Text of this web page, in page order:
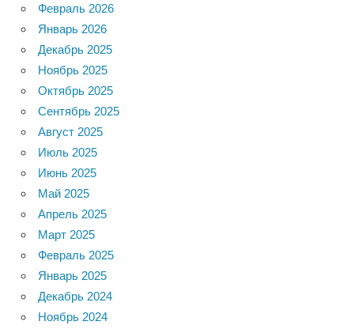
Февраль 2026
Январь 2026
Декабрь 2025
Ноябрь 2025
Октябрь 2025
Сентябрь 2025
Август 2025
Июль 2025
Июнь 2025
Май 2025
Апрель 2025
Март 2025
Февраль 2025
Январь 2025
Декабрь 2024
Ноябрь 2024